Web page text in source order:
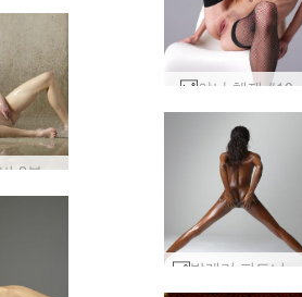
야나 체재 #10
미라벨 비 2부 #32